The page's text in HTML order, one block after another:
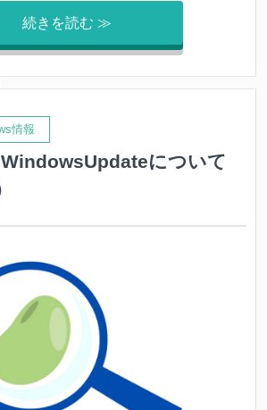
続きを読む ≫
情報
WindowsUpdateについて